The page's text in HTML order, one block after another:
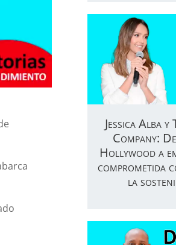
Jessica Alba
Company:
Hollywood a
comprometida
la